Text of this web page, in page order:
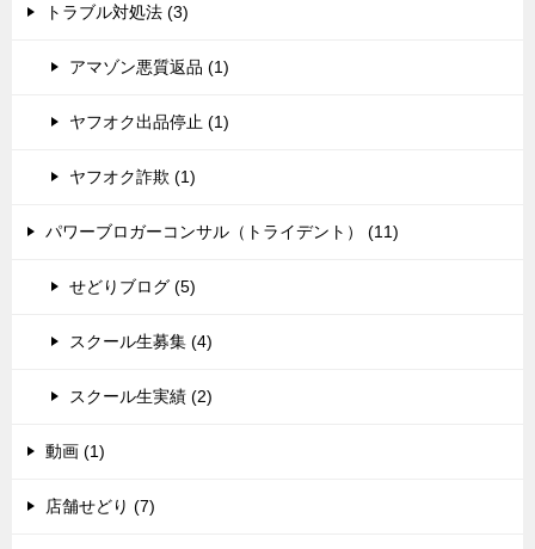
トラブル対処法 (3)
アマゾン悪質返品 (1)
ヤフオク出品停止 (1)
ヤフオク詐欺 (1)
パワーブロガーコンサル（トライデント） (11)
せどりブログ (5)
スクール生募集 (4)
スクール生実績 (2)
動画 (1)
店舗せどり (7)